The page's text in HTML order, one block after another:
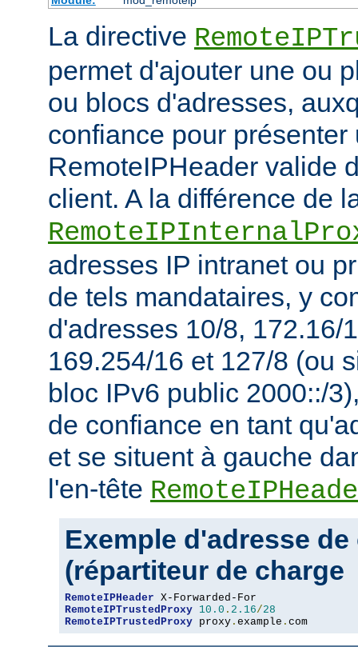
La directive
permet d'ajouter une ou
ou blocs d'adresses,
confiance pour présenter
RemoteIPHeader valide
client. A la différence de
adresses IP intranet ou
de tels mandataires, y
d'adresses 10/8, 172.16/
169.254/16 et 127/8 (ou
bloc IPv6 public 2000::/
de confiance en tant
et se situent à gauche
l'en-tête
Exemple d'adresse
(répartiteur de charge
RemoteIPHeader
RemoteIPTrustedProxy 10.0 . 2.16/28
RemoteIPTrustedProxy proxy . example . com